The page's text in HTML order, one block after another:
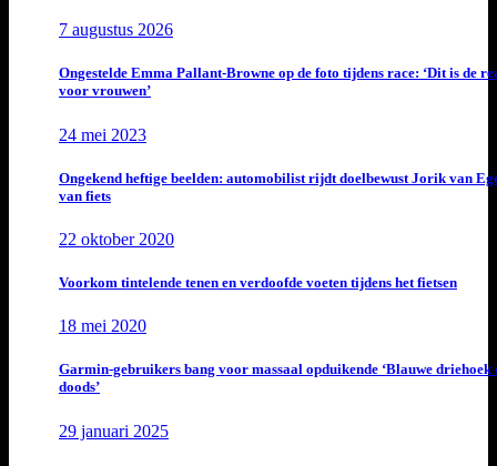
7 augustus 2026
Ongestelde Emma Pallant-Browne op de foto tijdens race: ‘Dit is de
voor vrouwen’
24 mei 2023
Ongekend heftige beelden: automobilist rijdt doelbewust Jorik van
van fiets
22 oktober 2020
Voorkom tintelende tenen en verdoofde voeten tijdens het fietsen
18 mei 2020
Garmin-gebruikers bang voor massaal opduikende ‘Blauwe driehoek
doods’
29 januari 2025